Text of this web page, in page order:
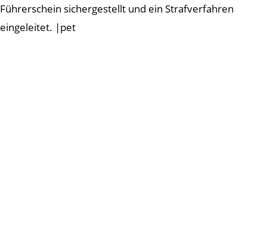
Führerschein sichergestellt und ein Strafverfahren
eingeleitet. |pet